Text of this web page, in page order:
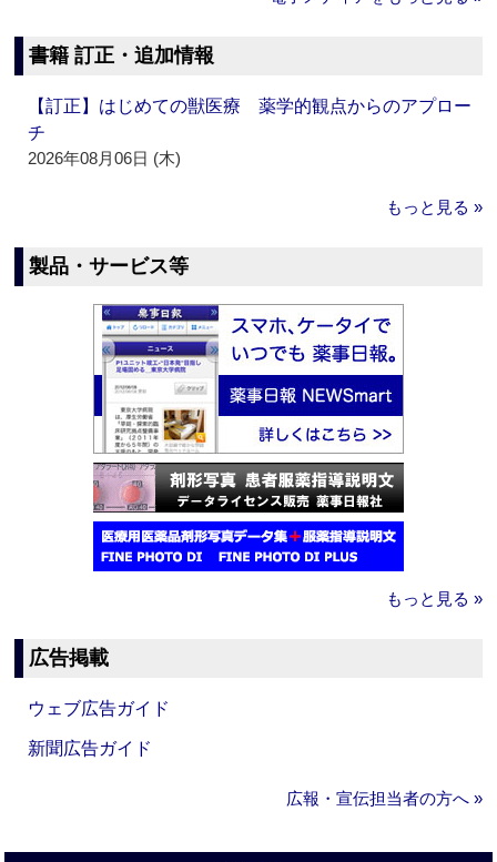
書籍 訂正・追加情報
【訂正】はじめての獣医療 薬学的観点からのアプロー
チ
2026年08月06日 (木)
もっと見る »
製品・サービス等
もっと見る »
広告掲載
ウェブ広告ガイド
新聞広告ガイド
広報・宣伝担当者の方へ »